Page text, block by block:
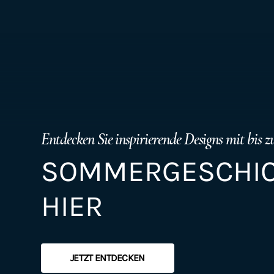
Entdecken Sie inspirierende Designs mit bis
HIER
JETZT ENTDECKEN